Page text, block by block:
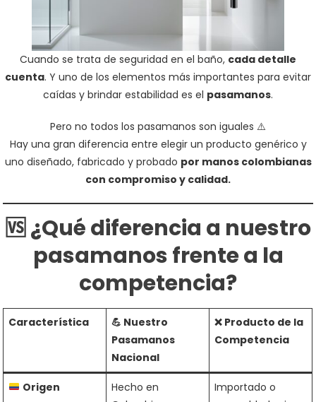
Cuando se trata de seguridad en el baño, cada detalle
cuenta. Y uno de los elementos más importantes para evitar
caídas y brindar estabilidad es el pasamanos.
Pero no todos los pasamanos son iguales ⚠️
Hay una gran diferencia entre elegir un producto genérico y
uno diseñado, fabricado y probado por manos colombianas
con compromiso y calidad.
🆚 ¿Qué diferencia a nuestro
pasamanos frente a la
competencia?
Característica 💪 Nuestro
Pasamanos
Nacional
❌ Producto de la
Competencia
Origen
Hecho en
Importado o